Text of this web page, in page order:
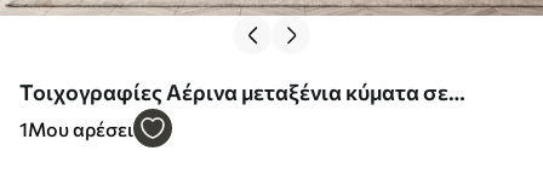
Τοιχογραφίες Αέρινα μεταξένια κύματα σε
απαλές αποχρώσεις του ροζ Nr. w09858
1Μου αρέσει